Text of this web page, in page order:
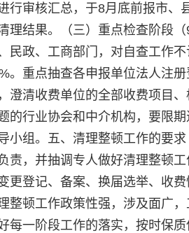
行审核汇总，于8月底前报市、
结果。（三）重点检查阶段（
民政、工商部门，对自查工作
。重点抽查各申报单位法人注
澄清收费单位的全部收费项目
的行业协会和中介机构，要限
小组。五、清理整顿工作的要
责，并抽调专人做好清理整顿
更登记、备案、换届选举、收
整顿工作政策性强，涉及面广
每一阶段工作的落实，按时保